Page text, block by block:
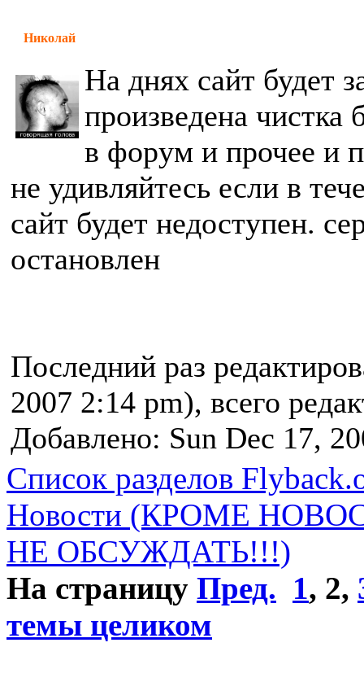
Николай
На днях сайт будет
произведена чистка
в форум и прочее и
не удивляйтесь если в
сайт будет недоступен.
остановлен
Последний раз
2007 2:14 pm), всего
Добавлено: Sun Dec 17,
Список разделов
Новости (КРОМЕ
НЕ ОБСУЖДАТЬ!!!)
На страницу Пред. 1, 2,
темы целиком